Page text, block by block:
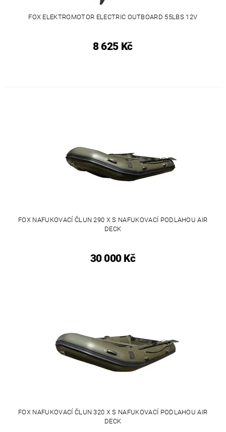
FOX ELEKTROMOTOR ELECTRIC OUTBOARD 55LBS 12V
8 625 Kč
FOX NAFUKOVACÍ ČLUN 290 X S NAFUKOVACÍ PODLAHOU AIR
DECK
30 000 Kč
FOX NAFUKOVACÍ ČLUN 320 X S NAFUKOVACÍ PODLAHOU AIR
DECK